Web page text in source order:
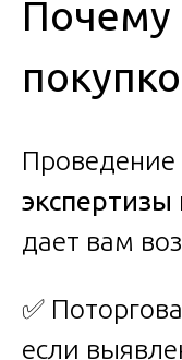
Почему
Проведение
дает вам
✅
если